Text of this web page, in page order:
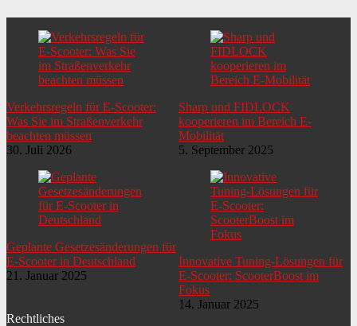
Verkehrsregeln für E-Scooter:
Was Sie im Straßenverkehr
beachten müssen
30. Juli 2026
Sharp und FIDLOCK
kooperieren im Bereich E-
Mobilität
5. September 2025
Geplante Gesetzesänderungen für
E-Scooter in Deutschland
21. Januar 2025
Innovative Tuning-Lösungen für
E-Scooter: ScooterBoost im
Fokus
14. Januar 2025
Rechtliches